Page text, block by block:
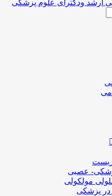
عصبی
مولکولی
پزشکی